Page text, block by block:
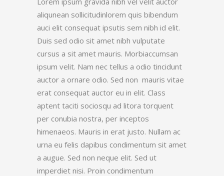
aliqunean sollicitudinlorem quis bibendum
auci elit consequat ipsutis sem nibh id elit.
Duis sed odio sit amet nibh vulputate
cursus a sit amet mauris. Morbiaccumsan
ipsum velit. Nam nec tellus a odio tincidunt
auctor a ornare odio. Sed non mauris vitae
erat consequat auctor eu in elit. Class
aptent taciti sociosqu ad litora torquent
per conubia nostra, per inceptos
himenaeos. Mauris in erat justo. Nullam ac
urna eu felis dapibus condimentum sit amet
a augue. Sed non neque elit. Sed ut
imperdiet nisi. Proin condimentum